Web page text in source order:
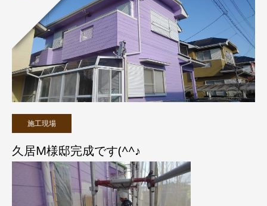
施工現場
久居M様邸完成です(^^♪